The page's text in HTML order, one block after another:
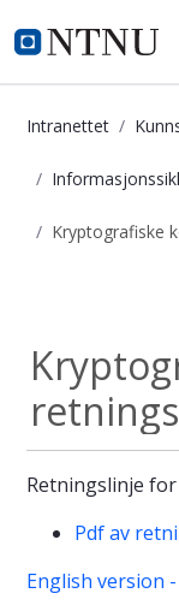
i.ntnu.no
Intranettet
Kryptografiske
Retningslinje
Pdf av
English version